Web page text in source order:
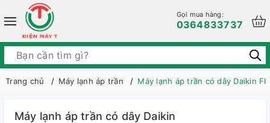
Gọi mua hàng:
0364833737
Trang chủ Máy lạnh áp trần Máy lạnh áp trần có dây Daikin
Máy lạnh áp trần có dây Daikin